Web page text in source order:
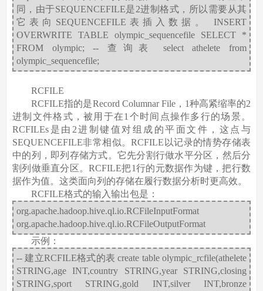
同，由于SEQUENCEFILE是2进制格式，所以需要从其
它表向SEQUENCEFILE表插入数据。 INSERT
OVERWRITE TABLE olympic_sequencefile SELECT *
FROM olympic; -- 查询表 select athelete from
olympic_sequencefile;
RCFILE
RCFILE指的是Record Columnar File，1种高紧缩率的2
进制文件格式，被用于在1个时间点操作多行的场景。
RCFILEs是由2进制键值对组成的平面文件，这点与
SEQUENCEFILE非常相似。RCFILE以记录的情势存储表
中的列，即列存储方式。它先分割行做水平分区，然后分
割列做垂直分区。RCFILE把1行的元数据作为键，把行数
据作为值。这类面向列的存储在履行数据分析时更高效。
RCFILE格式的输入输出包是：
org.apache.hadoop.hive.ql.io.RCFileInputFormat
org.apache.hadoop.hive.ql.io.RCFileOutputFormat
示例：
-- 建立RCFILE格式的表 create table olympic_rcfile(athelete
STRING,age INT,country STRING,year STRING,closing
STRING,sport STRING,gold INT,silver INT,bronze